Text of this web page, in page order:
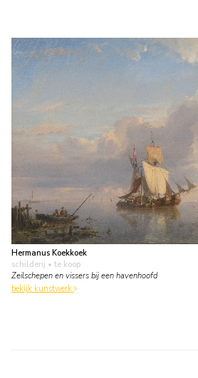
Hermanus Koekkoek
schilderij • te koop
Zeilschepen en vissers bij een havenhoofd
bekijk kunstwerk